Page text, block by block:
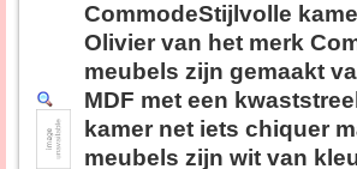
CommodeStijlvolle
Olivier van het merk
meubels zijn gemaakt
MDF met een
kamer net iets chiquer
meubels zijn wit van